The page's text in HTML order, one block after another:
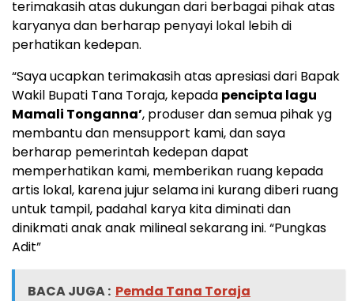
terimakasih atas dukungan dari berbagai pihak atas
karyanya dan berharap penyayi lokal lebih di
perhatikan kedepan.
“Saya ucapkan terimakasih atas apresiasi dari Bapak
Wakil Bupati Tana Toraja, kepada pencipta lagu
Mamali Tonganna’, produser dan semua pihak yg
membantu dan mensupport kami, dan saya
berharap pemerintah kedepan dapat
memperhatikan kami, memberikan ruang kepada
artis lokal, karena jujur selama ini kurang diberi ruang
untuk tampil, padahal karya kita diminati dan
dinikmati anak anak milineal sekarang ini. “Pungkas
Adit”
BACA JUGA : Pemda Tana Toraja